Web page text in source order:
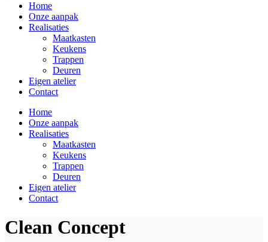
Home
Onze aanpak
Realisaties
Maatkasten
Keukens
Trappen
Deuren
Eigen atelier
Contact
Home
Onze aanpak
Realisaties
Maatkasten
Keukens
Trappen
Deuren
Eigen atelier
Contact
Clean Concept